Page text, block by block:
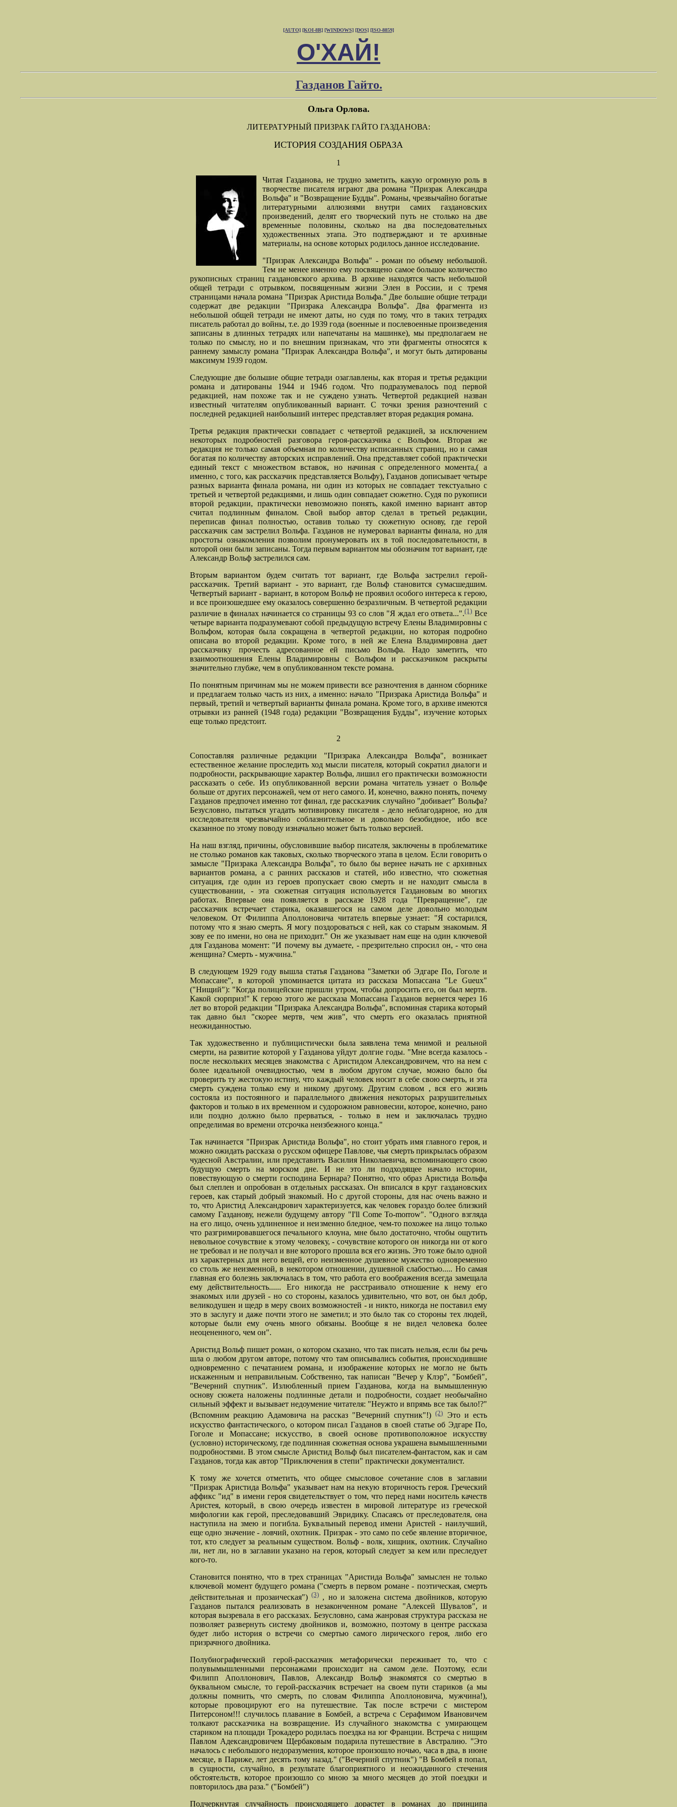
[AUTO] [KOI-8R] [WINDOWS] [DOS] [ISO-8859]
О'ХАЙ!
Газданов Гайто.
Ольга Орлова.
ЛИТЕРАТУРНЫЙ ПРИЗРАК ГАЙТО ГАЗДАНОВА:
ИСТОРИЯ СОЗДАНИЯ ОБРАЗА
1
Читая Газданова, не трудно заметить, какую огромную роль в
творчестве писателя играют два романа "Призрак Александра
Вольфа" и "Возвращение Будды". Романы, чрезвычайно богатые
литературными аллюзиями внутри самих газдановских
произведений, делят его творческий путь не столько на две
временные половины, сколько на два последовательных
художественных этапа. Это подтверждают и те архивные
материалы, на основе которых родилось данное исследование.
"Призрак Александра Вольфа" - роман по объему небольшой.
Тем не менее именно ему посвящено самое большое количество
рукописных страниц газдановского архива. В архиве находятся часть небольшой
общей тетради с отрывком, посвященным жизни Элен в России, и с тремя
страницами начала романа "Призрак Аристида Вольфа." Две большие общие тетради
содержат две редакции "Призрака Александра Вольфа". Два фрагмента из
небольшой общей тетради не имеют даты, но судя по тому, что в таких тетрадях
писатель работал до войны, т.е. до 1939 года (военные и послевоенные произведения
записаны в длинных тетрадях или напечатаны на машинке), мы предполагаем не
только по смыслу, но и по внешним признакам, что эти фрагменты относятся к
раннему замыслу романа "Призрак Александра Вольфа", и могут быть датированы
максимум 1939 годом.
Следующие две большие общие тетради озаглавлены, как вторая и третья редакции
романа и датированы 1944 и 1946 годом. Что подразумевалось под первой
редакцией, нам похоже так и не суждено узнать. Четвертой редакцией назван
известный читателям опубликованный вариант. С точки зрения разночтений с
последней редакцией наибольший интерес представляет вторая редакция романа.
Третья редакция практически совпадает с четвертой редакцией, за исключением
некоторых подробностей разговора героя-рассказчика с Вольфом. Вторая же
редакция не только самая объемная по количеству исписанных страниц, но и самая
богатая по количеству авторских исправлений. Она представляет собой практически
единый текст с множеством вставок, но начиная с определенного момента,( а
именно, с того, как рассказчик представляется Вольфу), Газданов дописывает четыре
разных варианта финала романа, ни один из которых не совпадает текстуально с
третьей и четвертой редакциями, и лишь один совпадает сюжетно. Судя по рукописи
второй редакции, практически невозможно понять, какой именно вариант автор
считал подлинным финалом. Свой выбор автор сделал в третьей редакции,
переписав финал полностью, оставив только ту сюжетную основу, где герой
рассказчик сам застрелил Вольфа. Газданов не нумеровал варианты финала, но для
простоты ознакомления позволим пронумеровать их в той последовательности, в
которой они были записаны. Тогда первым вариантом мы обозначим тот вариант, где
Александр Вольф застрелился сам.
Вторым вариантом будем считать тот вариант, где Вольфа застрелил герой-
рассказчик. Третий вариант - это вариант, где Вольф становится сумасшедшим.
Четвертый вариант - вариант, в котором Вольф не проявил особого интереса к герою,
и все произошедшее ему оказалось совершенно безразличным. В четвертой редакции
различие в финалах начинается со страницы 93 со слов "Я ждал его ответа...".(1)Все
четыре варианта подразумевают собой предыдущую встречу Елены Владимировны с
Вольфом, которая была сокращена в четвертой редакции, но которая подробно
описана во второй редакции. Кроме того, в ней же Елена Владимировна дает
рассказчику прочесть адресованное ей письмо Вольфа. Надо заметить, что
взаимоотношения Елены Владимировны с Вольфом и рассказчиком раскрыты
значительно глубже, чем в опубликованном тексте романа.
По понятным причинам мы не можем привести все разночтения в данном сборнике
и предлагаем только часть из них, а именно: начало "Призрака Аристида Вольфа" и
первый, третий и четвертый варианты финала романа. Кроме того, в архиве имеются
отрывки из ранней (1948 года) редакции "Возвращения Будды", изучение которых
еще только предстоит.
2
Сопоставляя различные редакции "Призрака Александра Вольфа", возникает
естественное желание проследить ход мысли писателя, который сократил диалоги и
подробности, раскрывающие характер Вольфа, лишил его практически возможности
рассказать о себе. Из опубликованной версии романа читатель узнает о Вольфе
больше от других персонажей, чем от него самого. И, конечно, важно понять, почему
Газданов предпочел именно тот финал, где рассказчик случайно "добивает" Вольфа?
Безусловно, пытаться угадать мотивировку писателя - дело неблагодарное, но для
исследователя чрезвычайно соблазнительное и довольно безобидное, ибо все
сказанное по этому поводу изначально может быть только версией.
На наш взгляд, причины, обусловившие выбор писателя, заключены в проблематике
не столько романов как таковых, сколько творческого этапа в целом. Если говорить о
замысле "Призрака Александра Вольфа", то было бы вернее начать не с архивных
вариантов романа, а с ранних рассказов и статей, ибо известно, что сюжетная
ситуация, где один из героев пропускает свою смерть и не находит смысла в
существовании, - эта сюжетная ситуация используется Газдановым во многих
работах. Впервые она появляется в рассказе 1928 года "Превращение", где
рассказчик встречает старика, оказавшегося на самом деле довольно молодым
человеком. От Филиппа Аполлоновича читатель впервые узнает: "Я состарился,
потому что я знаю смерть. Я могу поздороваться с ней, как со старым знакомым. Я
зову ее по имени, но она не приходит." Он же указывает нам еще на один ключевой
для Газданова момент: "И почему вы думаете, - презрительно спросил он, - что она
женщина? Смерть - мужчина."
В следующем 1929 году вышла статья Газданова "Заметки об Эдгаре По, Гоголе и
Мопассане", в которой упоминается цитата из рассказа Мопассана "Le Gueux"
("Нищий"): "Когда полицейские пришли утром, чтобы допросить его, он был мертв.
Какой сюрприз!" К герою этого же рассказа Мопассана Газданов вернется через 16
лет во второй редакции "Призрака Александра Вольфа", вспоминая старика который
так давно был "скорее мертв, чем жив", что смерть его оказалась приятной
неожиданностью.
Так художественно и публицистически была заявлена тема мнимой и реальной
смерти, на развитие которой у Газданова уйдут долгие годы. "Мне всегда казалось -
после нескольких месяцев знакомства с Аристидом Александровичем, что на нем с
более идеальной очевидностью, чем в любом другом случае, можно было бы
проверить ту жестокую истину, что каждый человек носит в себе свою смерть, и эта
смерть суждена только ему и никому другому. Другим словом , вся его жизнь
состояла из постоянного и параллельного движения некоторых разрушительных
факторов и только в их временном и судорожном равновесии, которое, конечно, рано
или поздно должно было прерваться, - только в нем и заключалась трудно
определимая во времени отсрочка неизбежного конца."
Так начинается "Призрак Аристида Вольфа", но стоит убрать имя главного героя, и
можно ожидать рассказа о русском офицере Павлове, чья смерть прикрылась образом
чудесной Австралии, или представить Василия Николаевича, вспоминающего свою
будущую смерть на морском дне. И не это ли подходящее начало истории,
повествующую о смерти господина Бернара? Понятно, что образ Аристида Вольфа
был слеплен и опробован в отдельных рассказах. Он вписался в круг газдановских
героев, как старый добрый знакомый. Но с другой стороны, для нас очень важно и
то, что Аристид Александрович характеризуется, как человек гораздо более близкий
самому Газданову, нежели будущему автору "I'll Сome To-morrow". "Одного взгляда
на его лицо, очень удлиненное и неизменно бледное, чем-то похожее на лицо только
что разгримировавшегося печального клоуна, мне было достаточно, чтобы ощутить
невольное сочувствие к этому человеку, - сочувствие которого он никогда ни от кого
не требовал и не получал и вне которого прошла вся его жизнь. Это тоже было одной
из характерных для него вещей, его неизменное душевное мужество одновременно
со столь же неизменной, в некотором отношении, душевной слабостью..... Но самая
главная его болезнь заключалась в том, что работа его воображения всегда замещала
ему действительность...... Его никогда не расстраивало отношение к нему его
знакомых или друзей - но со стороны, казалось удивительно, что вот, он был добр,
великодушен и щедр в меру своих возможностей - и никто, никогда не поставил ему
это в заслугу и даже почти этого не заметил; и это было так со стороны тех людей,
которые были ему очень много обязаны. Вообще я не видел человека более
неоцененного, чем он".
Аристид Вольф пишет роман, о котором сказано, что так писать нельзя, если бы речь
шла о любом другом авторе, потому что там описывались события, происходившие
одновременно с печатанием романа, и изображение которых не могло не быть
искаженным и неправильным. Собственно, так написан "Вечер у Клэр", "Бомбей",
"Вечерний спутник". Излюбленный прием Газданова, когда на вымышленную
основу сюжета наложены подлинные детали и подробности, создает необычайно
сильный эффект и вызывает недоумение читателя: "Неужто и впрямь все так было!?"
(Вспомним реакцию Адамовича на рассказ "Вечерний спутник"!)(2)Это и есть
искусство фантастического, о котором писал Газданов в своей статье об Эдгаре По,
Гоголе и Мопассане; искусство, в своей основе противоположное искусству
(условно) историческому, где подлинная сюжетная основа украшена вымышленными
подробностями. В этом смысле Аристид Вольф был писателем-фантастом, как и сам
Газданов, тогда как автор "Приключения в степи" практически документалист.
К тому же хочется отметить, что общее смысловое сочетание слов в заглавии
"Призрак Аристида Вольфа" указывает нам на некую вторичность героя. Греческий
аффикс "ид" в имени героя свидетельствует о том, что перед нами носитель качеств
Аристея, который, в свою очередь известен в мировой литературе из греческой
мифологии как герой, преследовавший Эвридику. Спасаясь от преследователя, она
наступила на змею и погибла. Буквальный перевод имени Аристей - наилучший,
еще одно значение - ловчий, охотник. Призрак - это само по себе явление вторичное,
тот, кто следует за реальным существом. Вольф - волк, хищник, охотник. Случайно
ли, нет ли, но в заглавии указано на героя, который следует за кем или преследует
кого-то.
Становится понятно, что в трех страницах "Аристида Вольфа" замыслен не только
ключевой момент будущего романа ("смерть в первом романе - поэтическая, смерть
действительная и прозаическая") (3), но и заложена система двойников, которую
Газданов пытался реализовать в незаконченном романе "Алексей Шувалов", и
которая вызревала в его рассказах. Безусловно, сама жанровая структура рассказа не
позволяет развернуть систему двойников и, возможно, поэтому в центре рассказа
будет либо история о встречи со смертью самого лирического героя, либо его
призрачного двойника.
Полубиографический герой-рассказчик метафорически переживает то, что с
полувымышленными персонажами происходит на самом деле. Поэтому, если
Филипп Аполлонович, Павлов, Александр Вольф знакомятся со смертью в
буквальном смысле, то герой-рассказчик встречает на своем пути стариков (а мы
должны помнить, что смерть, по словам Филиппа Аполлоновича, мужчина!),
которые провоцируют его на путешествие. Так после встречи с мистером
Питерсоном!!! случилось плавание в Бомбей, а встреча с Серафимом Ивановичем
толкают рассказчика на возвращение. Из случайного знакомства с умирающем
стариком на площади Трокадеро родилась поездка на юг Франции. Встреча с нищим
Павлом Адександровичем Щербаковым подарила путешествие в Австралию. "Это
началось с небольшого недоразумения, которое произошло ночью, часа в два, в июне
месяце, в Париже, лет десять тому назад." ("Вечерний спутник") "В Бомбей я попал,
в сущности, случайно, в результате благоприятного и неожиданного стечения
обстоятельств, которое произошло со мною за много месяцев до этой поездки и
повторилось два раза." ("Бомбей")
Подчеркнутая случайность происходящего дорастет в романах до принципа